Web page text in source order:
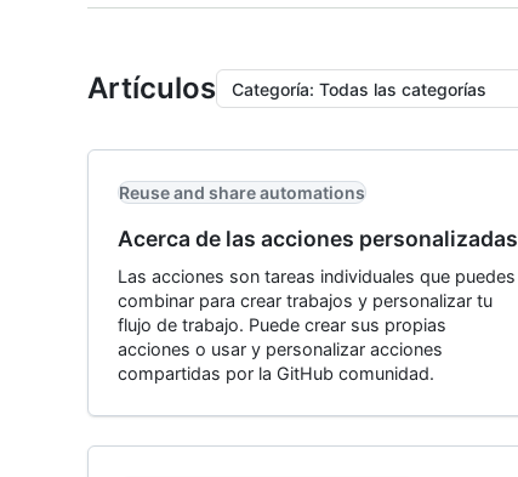
Artículos Categoría: Todas las categorías
Reuse and share automations
Acerca de las acciones personalizadas
Las acciones son tareas individuales que puedes
combinar para crear trabajos y personalizar tu
flujo de trabajo. Puede crear sus propias
acciones o usar y personalizar acciones
compartidas por la GitHub comunidad.